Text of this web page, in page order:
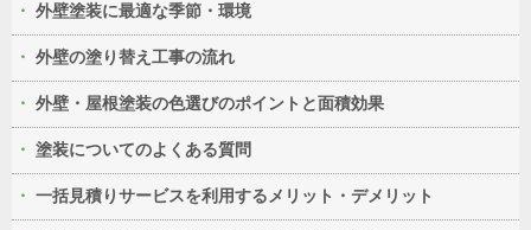
外壁塗装に最適な季節・環境
外壁の塗り替え工事の流れ
外壁・屋根塗装の色選びのポイントと面積効果
塗装についてのよくある質問
一括見積りサービスを利用するメリット・デメリット